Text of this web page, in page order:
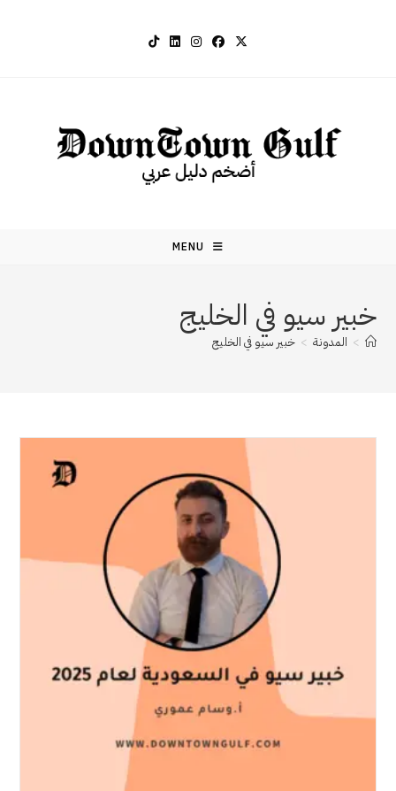
MENU
خبير سيو في الخليج
> المدونة > خبير سيو في الخليج